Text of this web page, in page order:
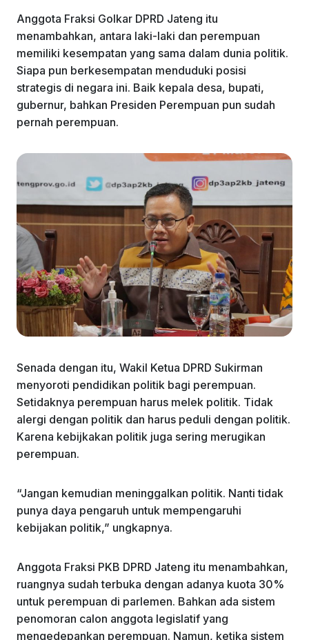
Anggota Fraksi Golkar DPRD Jateng itu
menambahkan, antara laki-laki dan perempuan
memiliki kesempatan yang sama dalam dunia politik.
Siapa pun berkesempatan menduduki posisi
strategis di negara ini. Baik kepala desa, bupati,
gubernur, bahkan Presiden Perempuan pun sudah
pernah perempuan.
Senada dengan itu, Wakil Ketua DPRD Sukirman
menyoroti pendidikan politik bagi perempuan.
Setidaknya perempuan harus melek politik. Tidak
alergi dengan politik dan harus peduli dengan politik.
Karena kebijkakan politik juga sering merugikan
perempuan.
“Jangan kemudian meninggalkan politik. Nanti tidak
punya daya pengaruh untuk mempengaruhi
kebijakan politik,” ungkapnya.
Anggota Fraksi PKB DPRD Jateng itu menambahkan,
ruangnya sudah terbuka dengan adanya kuota 30%
untuk perempuan di parlemen. Bahkan ada sistem
penomoran calon anggota legislatif yang
mengedepankan perempuan. Namun, ketika sistem